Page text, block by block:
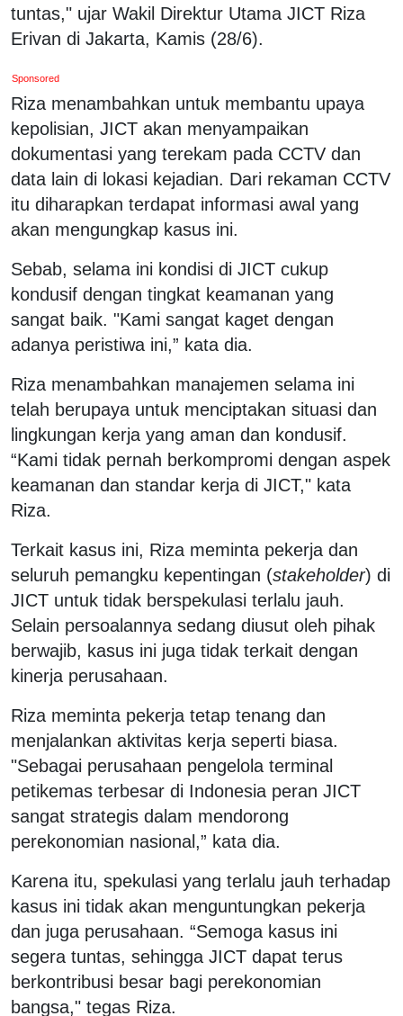
tuntas," ujar Wakil Direktur Utama JICT Riza
Erivan di Jakarta, Kamis (28/6).
Sponsored
Riza menambahkan untuk membantu upaya
kepolisian, JICT akan menyampaikan
dokumentasi yang terekam pada CCTV dan
data lain di lokasi kejadian. Dari rekaman CCTV
itu diharapkan terdapat informasi awal yang
akan mengungkap kasus ini.
Sebab, selama ini kondisi di JICT cukup
kondusif dengan tingkat keamanan yang
sangat baik. "Kami sangat kaget dengan
adanya peristiwa ini,” kata dia.
Riza menambahkan manajemen selama ini
telah berupaya untuk menciptakan situasi dan
lingkungan kerja yang aman dan kondusif.
“Kami tidak pernah berkompromi dengan aspek
keamanan dan standar kerja di JICT," kata
Riza.
Terkait kasus ini, Riza meminta pekerja dan
seluruh pemangku kepentingan (stakeholder) di
JICT untuk tidak berspekulasi terlalu jauh.
Selain persoalannya sedang diusut oleh pihak
berwajib, kasus ini juga tidak terkait dengan
kinerja perusahaan.
Riza meminta pekerja tetap tenang dan
menjalankan aktivitas kerja seperti biasa.
"Sebagai perusahaan pengelola terminal
petikemas terbesar di Indonesia peran JICT
sangat strategis dalam mendorong
perekonomian nasional,” kata dia.
Karena itu, spekulasi yang terlalu jauh terhadap
kasus ini tidak akan menguntungkan pekerja
dan juga perusahaan. “Semoga kasus ini
segera tuntas, sehingga JICT dapat terus
berkontribusi besar bagi perekonomian
bangsa," tegas Riza.